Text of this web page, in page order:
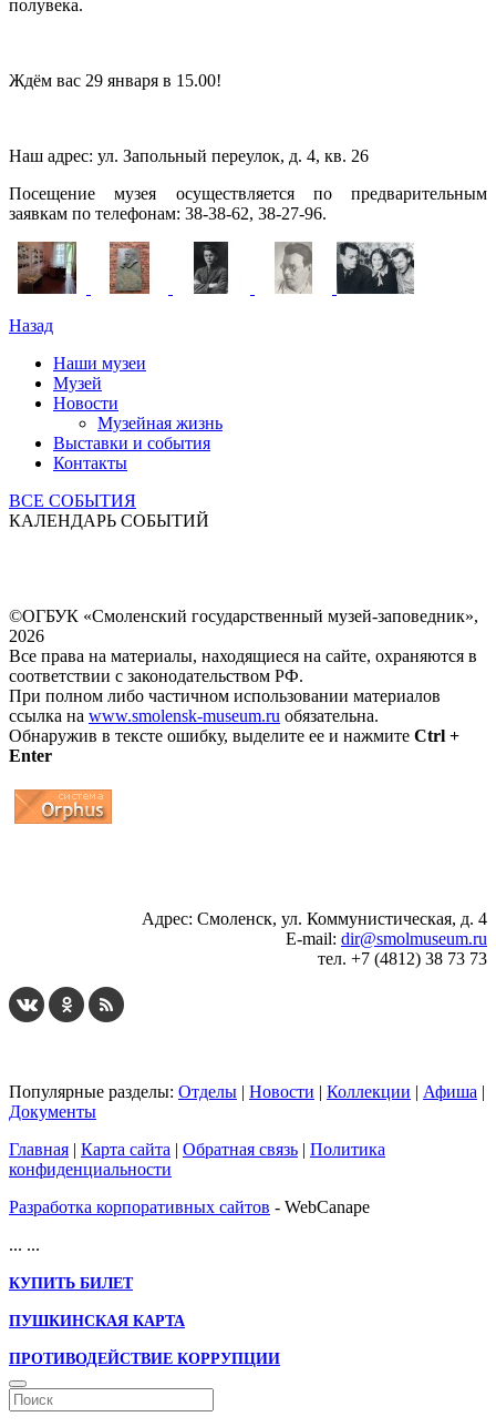
полувека.
Ждём вас 29 января в 15.00!
Наш адрес: ул. Запольный переулок, д. 4, кв. 26
Посещение музея осуществляется по предварительным
заявкам по телефонам: 38-38-62, 38-27-96.
Назад
Наши музеи
Музей
Новости
Музейная жизнь
Выставки и события
Контакты
ВСЕ СОБЫТИЯ
КАЛЕНДАРЬ СОБЫТИЙ
©ОГБУК «Смоленский государственный музей-заповедник»,
2026
Все права на материалы, находящиеся на сайте, охраняются в
соответствии с законодательством РФ.
При полном либо частичном использовании материалов
ссылка на www.smolensk-museum.ru обязательна.
Обнаружив в тексте ошибку, выделите ее и нажмите Ctrl +
Enter
Адрес: Смоленск, ул. Коммунистическая, д. 4
E-mail: dir@smolmuseum.ru
тел. +7 (4812) 38 73 73
Популярные разделы: Отделы | Новости | Коллекции | Афиша |
Документы
Главная | Карта сайта | Обратная связь | Политика
конфиденциальности
Разработка корпоративных сайтов - WebCanape
... ...
КУПИТЬ БИЛЕТ
ПУШКИНСКАЯ КАРТА
ПРОТИВОДЕЙСТВИЕ КОРРУПЦИИ